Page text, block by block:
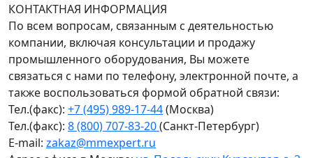
КОНТАКТНАЯ ИНФОРМАЦИЯ
По всем вопросам, связанным с деятельностью
компании, включая консультации и продажу
промышленного оборудования, Вы можете
связаться с нами по телефону, электронной почте, а
также воспользоваться формой обратной связи:
Тел.(факс): +7 (495) 989-17-44(Москва)
Тел.(факс): 8 (800) 707-83-20(Санкт-Петербург)
E-mail: zakaz@mmexpert.ru